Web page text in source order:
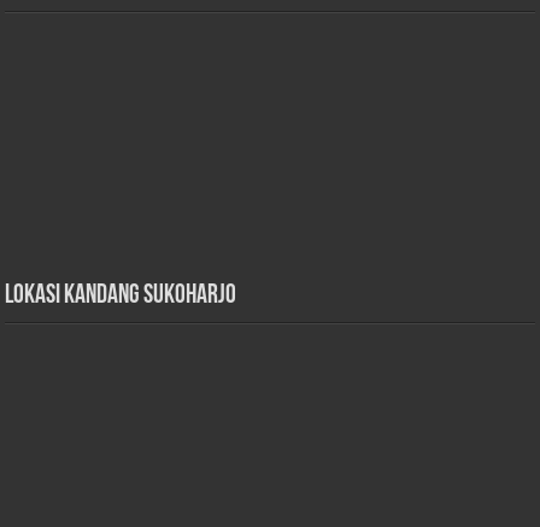
Lokasi Kandang Sukoharjo